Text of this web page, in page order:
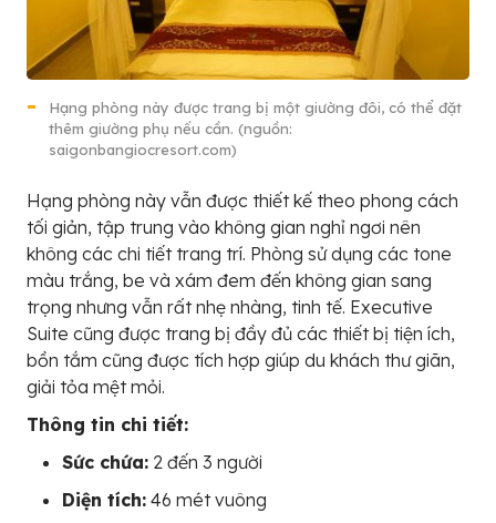
Hạng phòng này được trang bị một giường đôi, có thể đặt
thêm giường phụ nếu cần. (nguồn:
saigonbangiocresort.com)
Hạng phòng này vẫn được thiết kế theo phong cách
tối giản, tập trung vào không gian nghỉ ngơi nên
không các chi tiết trang trí. Phòng sử dụng các tone
màu trắng, be và xám đem đến không gian sang
trọng nhưng vẫn rất nhẹ nhàng, tinh tế. Executive
Suite cũng được trang bị đầy đủ các thiết bị tiện ích,
bồn tắm cũng được tích hợp giúp du khách thư giãn,
giải tỏa mệt mỏi.
Thông tin chi tiết:
Sức chứa: 2 đến 3 người
Diện tích: 46 mét vuông